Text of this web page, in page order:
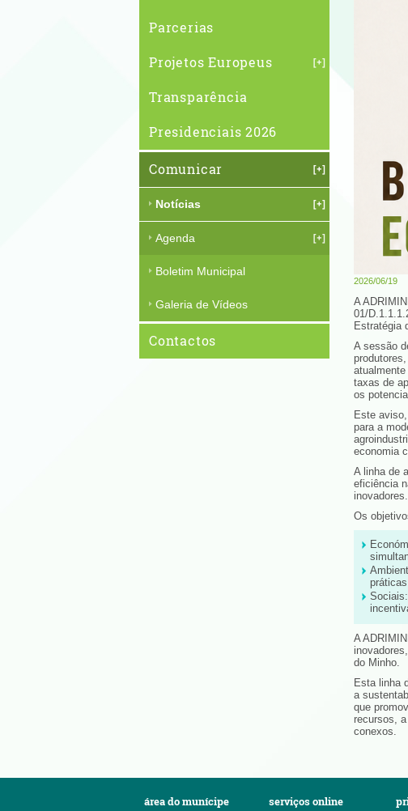
Parcerias
Projetos Europeus
Transparência
Presidenciais 2026
Comunicar
Notícias
Agenda
Boletim Municipal
Galeria de Vídeos
Contactos
2026/06/19
A
01/
Estratégia
A sessão
taxas de
os
Este
para a
economia
A linha de
eficiência
inovadores.
Os
A
do Minho.
Esta linha
a
que
recursos,
conexos.
área do munícipe serviços online